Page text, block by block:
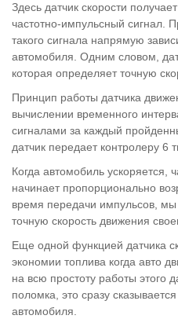
Здесь датчик скорости
частотно-импульсный сигнал.
такого сигнала напрямую
автомобиля. Одним словом,
которая определяет точную
Принцип работы датчика
вычислении временного
сигналами за каждый
датчик передает контролеру 6
Когда автомобиль ускоряется,
начинает пропорционально
время передачи импульсов,
точную скорость движения
Еще одной функцией датчика
экономии топлива когда авто
на всю простоту работы этого
поломка, это сразу
автомобиля.